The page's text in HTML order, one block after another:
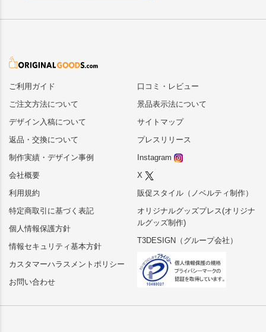
ご利用ガイド
ご注文方法について
デザイン入稿について
返品・交換について
制作実績・デザイン事例
会社概要
利用規約
特定商取引に基づく表記
個人情報保護方針
情報セキュリティ基本方針
カスタマーハラスメントポリシー
お問い合わせ
口コミ・レビュー
景品表示法について
サイトマップ
プレスリリース
Instagram
X
販促スタイル（ノベルティ制作）
オリジナルグッズプレス(オリジナ
ルグッズ制作)
T3DESIGN（グループ会社）